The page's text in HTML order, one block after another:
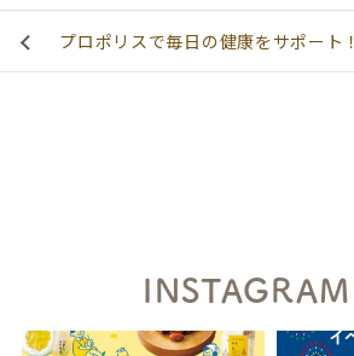
プロポリスで毎日の健康をサポート！
INSTAGRAM